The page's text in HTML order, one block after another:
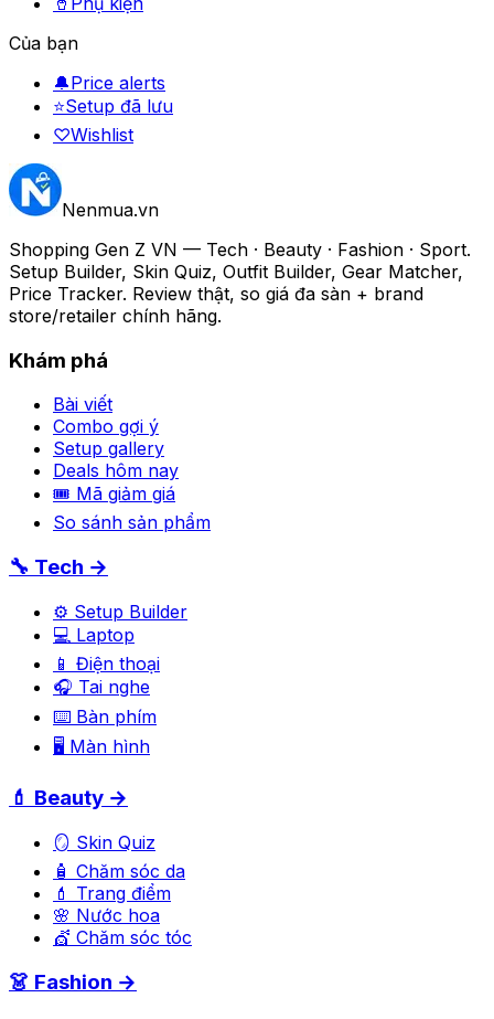
Của bạn
🔔Price alerts
⭐Setup đã lưu
♡Wishlist
Nenmua.vn
Shopping Gen Z VN — Tech · Beauty · Fashion · Sport.
Setup Builder, Skin Quiz, Outfit Builder, Gear Matcher,
Price Tracker. Review thật, so giá đa sàn + brand
store/retailer chính hãng.
Khám phá
Bài viết
Combo gợi ý
Setup gallery
Deals hôm nay
🎟 Mã giảm giá
So sánh sản phẩm
🔧 Tech →
⚙️ Setup Builder
💻 Laptop
📱 Điện thoại
🎧 Tai nghe
⌨️ Bàn phím
🖥️ Màn hình
💄 Beauty →
🪞 Skin Quiz
🧴 Chăm sóc da
💄 Trang điểm
🌸 Nước hoa
💇 Chăm sóc tóc
👗 Fashion →